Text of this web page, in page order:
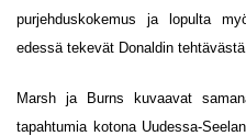
purjehduskokemus ja lopulta
edessä tekevät Donaldin
Marsh ja Burns kuvaavat
tapahtumia kotona Uudessa-